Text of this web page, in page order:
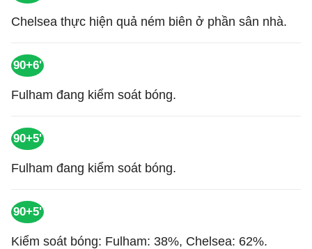
Chelsea thực hiện quả ném biên ở phần sân nhà.
90+6'
Fulham đang kiểm soát bóng.
90+5'
Fulham đang kiểm soát bóng.
90+5'
Kiểm soát bóng: Fulham: 38%, Chelsea: 62%.